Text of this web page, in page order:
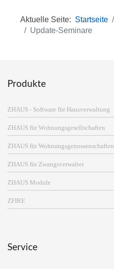
Aktuelle Seite: Startseite
Update-Seminare
Produkte
ZHAUS - Software für Hausverwaltung
ZHAUS für Wohnungsgesellschaften
ZHAUS für Wohnungsgenossenschaften
ZHAUS für Zwangsverwalter
ZHAUS Module
ZFIRE
Service